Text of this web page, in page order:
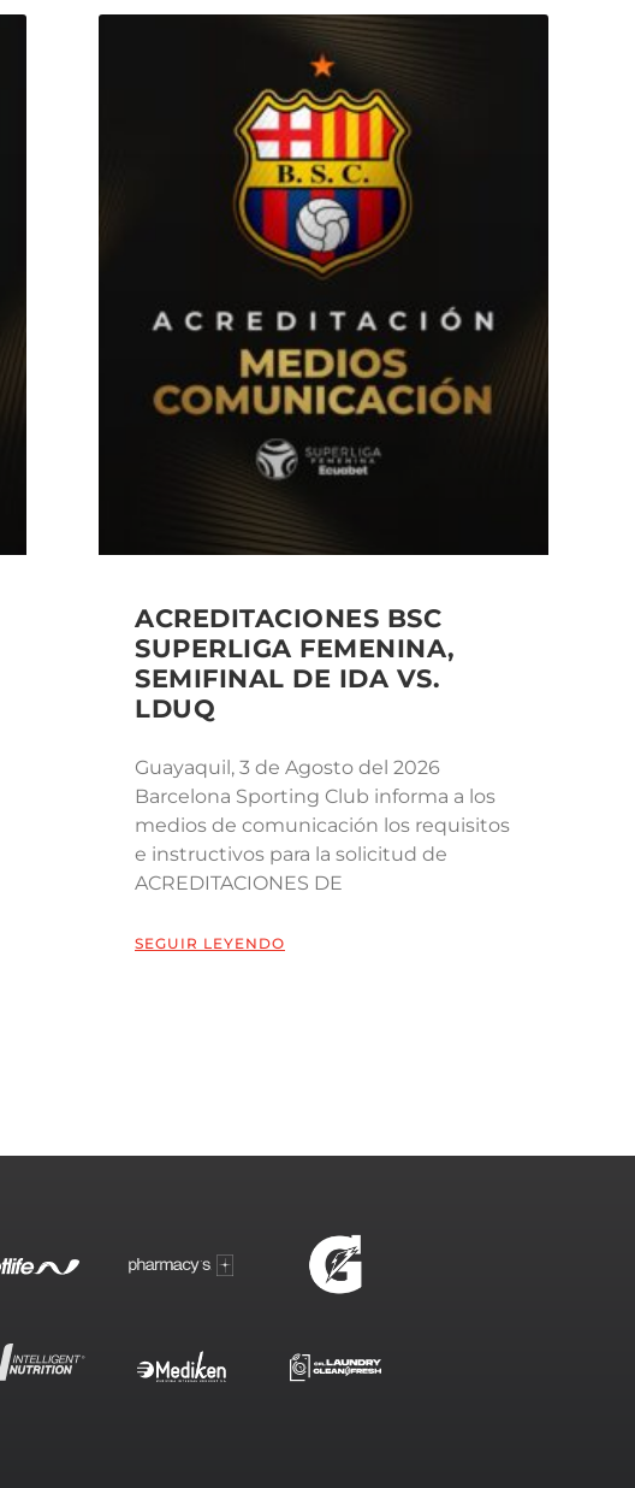
ACREDITACIONES BSC
SUPERLIGA FEMENINA,
SEMIFINAL DE IDA VS.
LDUQ
Guayaquil, 3 de Agosto del 2026
Barcelona Sporting Club informa a los
medios de comunicación los requisitos
e instructivos para la solicitud de
ACREDITACIONES DE
SEGUIR LEYENDO